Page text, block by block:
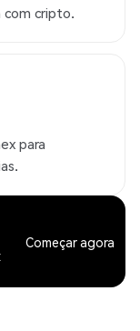
com cripto.
para
Começar agora